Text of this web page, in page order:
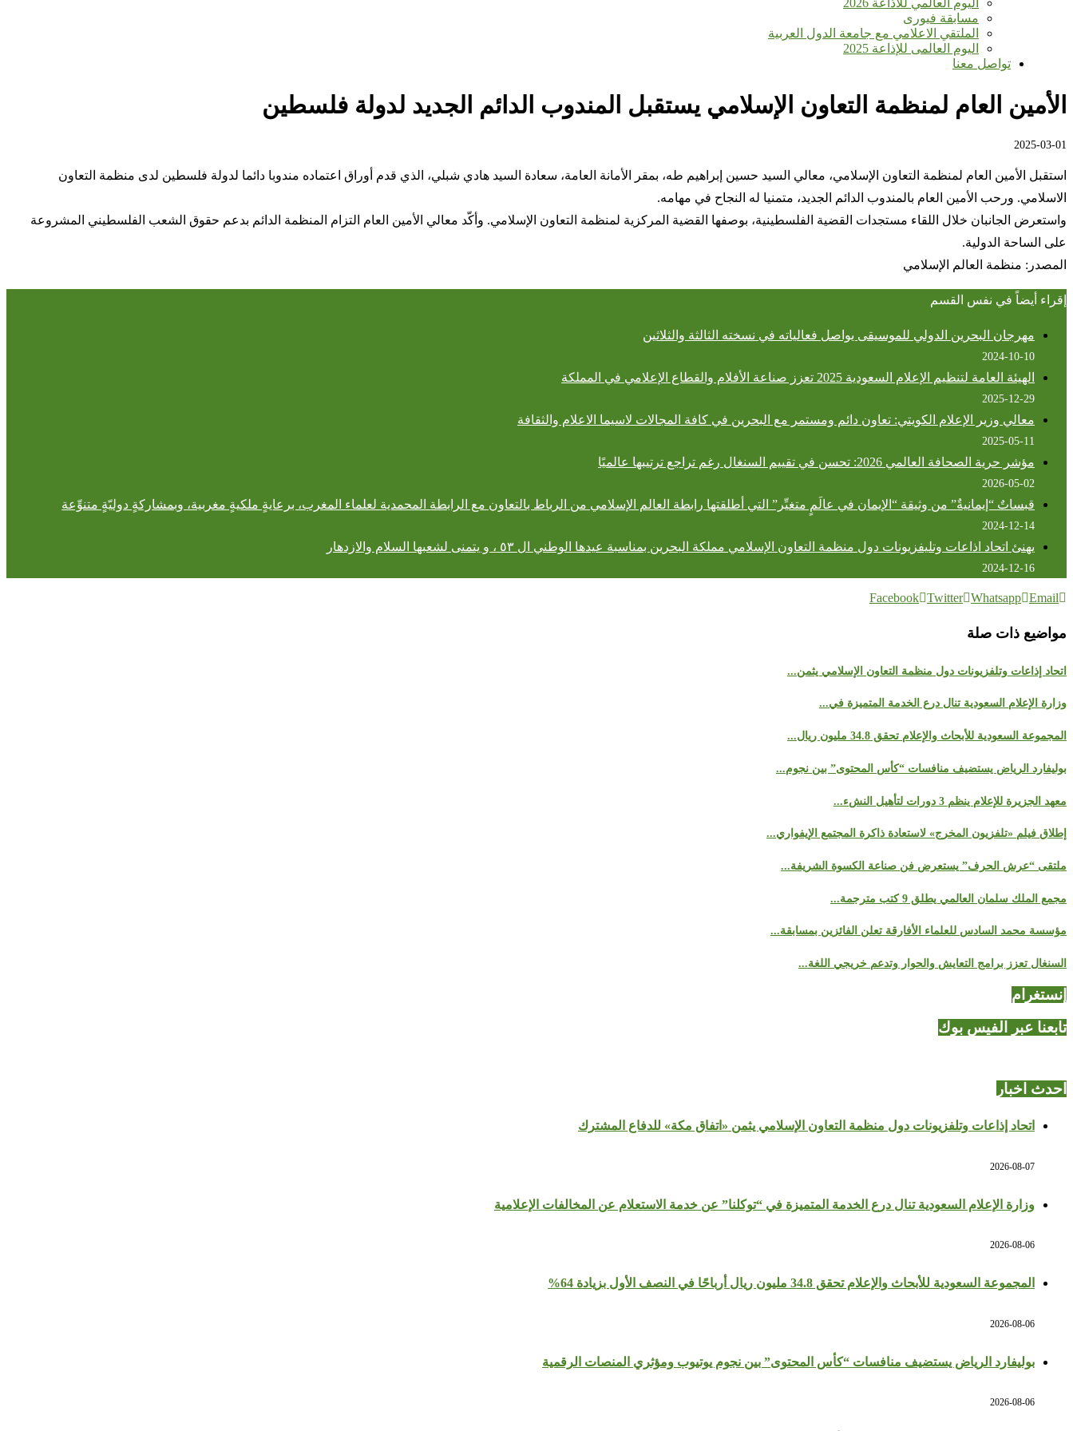
اليوم العالمي للأذاعة 2026
مسابقة فيورى
الملتقي الاعلامي مع جامعة الدول العربية
اليوم العالمى للإذاعة 2025
تواصل معنا
الأمين العام لمنظمة التعاون الإسلامي يستقبل المندوب الدائم الجديد لدولة فلسطين
2025-03-01
استقبل الأمين العام لمنظمة التعاون الإسلامي، معالي السيد حسين إبراهيم طه، بمقر الأمانة العامة، سعادة السيد هادي شبلي، الذي قدم أوراق اعتماده مندوبا دائما لدولة فلسطين لدى منظمة التعاون
الاسلامي. ورحب الأمين العام بالمندوب الدائم الجديد، متمنيا له النجاح في مهامه.
واستعرض الجانبان خلال اللقاء مستجدات القضية الفلسطينية، بوصفها القضية المركزية لمنظمة التعاون الإسلامي. وأكّد معالي الأمين العام التزام المنظمة الدائم بدعم حقوق الشعب الفلسطيني المشروعة
على الساحة الدولية.
المصدر: منظمة العالم الإسلامي
إقراء أيضاً في نفس القسم
مهرجان البحرين الدولي للموسيقى يواصل فعالياته في نسخته الثالثة والثلاثين
2024-10-10
الهيئة العامة لتنظيم الإعلام السعودية 2025 تعزز صناعة الأفلام والقطاع الإعلامي في المملكة
2025-12-29
معالي وزير الإعلام الكويتي: تعاون دائم ومستمر مع البحرين في كافة المجالات لاسيما الاعلام والثقافة
2025-05-11
مؤشر حرية الصحافة العالمي 2026: تحسن في تقييم السنغال رغم تراجع ترتيبها عالميًا
2026-05-02
قبساتٌ “إيمانيةٌ” من وثيقة “الإيمان في عالَمٍ متغيِّر” التي أطلقتها ‫رابطة العالم الإسلامي‬ من الرباط بالتعاون مع الرابطة المحمدية لعلماء المغرب، برعايةٍ ملكيةٍ مغربية، وبمشاركةٍ دوليّةٍ متنوِّعة
2024-12-14
يهنئ اتحاد اذاعات وتليفزيونات دول منظمة التعاون الإسلامي مملكة البحرين بمناسبة عيدها الوطني ال ٥٣ ، و يتمنى لشعبها السلام والازدهار
2024-12-16
Facebook Twitter Whatsapp Email
مواضيع ذات صلة
اتحاد إذاعات وتلفزيونات دول منظمة التعاون الإسلامي يثمن...
وزارة الإعلام السعودية تنال درع الخدمة المتميزة في...
المجموعة السعودية للأبحاث والإعلام تحقق 34.8 مليون ريال...
بوليفارد الرياض يستضيف منافسات “كأس المحتوى” بين نجوم...
معهد الجزيرة للإعلام ينظم 3 دورات لتأهيل النشء...
إطلاق فيلم «تلفزيون المخرج» لاستعادة ذاكرة المجتمع الإيفواري...
ملتقى “عرش الحرف” يستعرض فن صناعة الكسوة الشريفة...
مجمع الملك سلمان العالمي يطلق 9 كتب مترجمة...
مؤسسة محمد السادس للعلماء الأفارقة تعلن الفائزين بمسابقة...
السنغال تعزز برامج التعايش والحوار وتدعم خريجي اللغة...
إنستغرام
تابعنا عبر الفيس بوك
احدث اخبار
اتحاد إذاعات وتلفزيونات دول منظمة التعاون الإسلامي يثمن «اتفاق مكة» للدفاع المشترك
2026-08-07
وزارة الإعلام السعودية تنال درع الخدمة المتميزة في “توكلنا” عن خدمة الاستعلام عن المخالفات الإعلامية
2026-08-06
المجموعة السعودية للأبحاث والإعلام تحقق 34.8 مليون ريال أرباحًا في النصف الأول بزيادة 64%
2026-08-06
بوليفارد الرياض يستضيف منافسات “كأس المحتوى” بين نجوم يوتيوب ومؤثري المنصات الرقمية
2026-08-06